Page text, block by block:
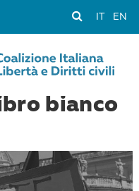
EN
bianco